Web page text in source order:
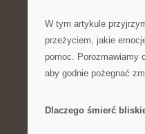
W tym artykule
przeżyciem, jakie
pomoc. Porozmawiamy
aby godnie pożegnać
Dlaczego śmierć